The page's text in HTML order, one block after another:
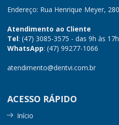
Endereço: Rua Henrique Meyer, 280
Atendimento ao Cliente
Tel: (47) 3085-3575 - das 9h às 17h
WhatsApp: (47) 99277-1066
atendimento@dentvi.com.br
ACESSO RÁPIDO
Início